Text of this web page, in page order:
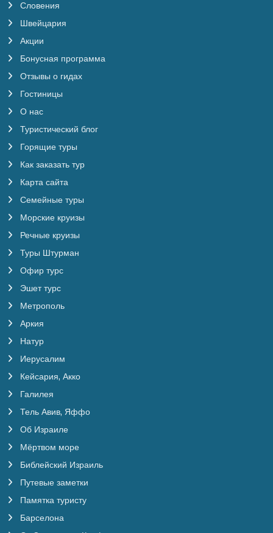
Словения
Швейцария
Акции
Бонусная программа
Отзывы о гидах
Гостиницы
О нас
Туристический блог
Горящие туры
Как заказать тур
Карта сайта
Семейные туры
Морские круизы
Речные круизы
Туры Штурман
Офир турс
Эшет турс
Метрополь
Аркия
Натур
Иерусалим
Кейсария, Акко
Галилея
Тель Авив, Яффо
Об Израиле
Мёртвом море
Библейский Израиль
Путевые заметки
Памятка туристу
Барселона